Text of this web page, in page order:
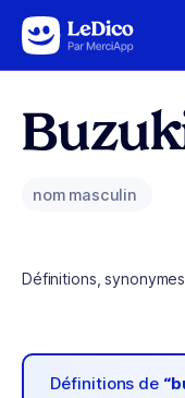
Aller au contenu
nom masculin
Définitions,
Définitions de